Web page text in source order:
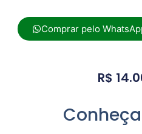
Comprar pelo
R$